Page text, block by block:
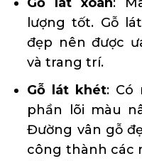
lượng tốt. Gỗ
đẹp nên được
và trang trí.
Gỗ lát khét: Có
phần lõi màu
Đường vân gỗ
công thành các